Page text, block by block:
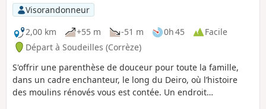
Visorandonneur
2,00 km
+55 m -51 m 0h 45
Facile
Départ à Soudeilles (Corrèze)
S'offrir une parenthèse de douceur pour toute la famille,
dans un cadre enchanteur, le long du Deiro, où l’histoire
des moulins rénovés vous est contée. Un endroit